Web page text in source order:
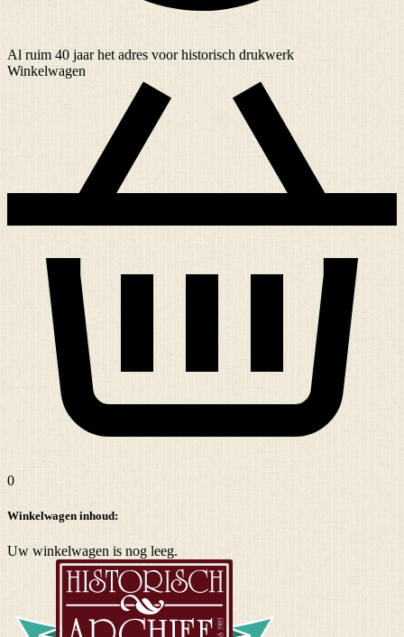
Al ruim 40 jaarhet adres voor historisch drukwerk
Winkelwagen
0
Winkelwagen inhoud:
Uw winkelwagen is nog leeg.